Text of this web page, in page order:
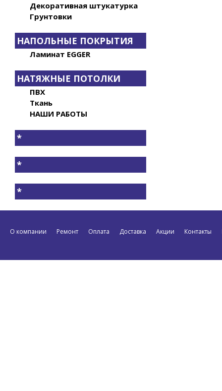
Декоративная штукатурка
Грунтовки
НАПОЛЬНЫЕ ПОКРЫТИЯ
Ламинат EGGER
НАТЯЖНЫЕ ПОТОЛКИ
ПВХ
Ткань
НАШИ РАБОТЫ
*
*
*
О компании Ремонт Оплата Доставка Акции Контакты